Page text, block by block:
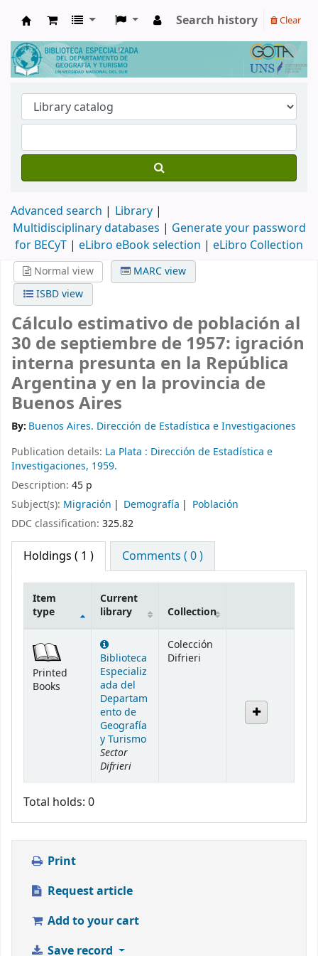
Biblioteca de Geografía y Turismo
Search history Clear
Advanced search
Library
Multidisciplinary databases | Generate your password
for BECyT | eLibro eBook selection | eLibro Collection
Normal view
MARC view
ISBD view
Cálculo estimativo de población al
30 de septiembre de 1957: igración
interna presunta en la República
Argentina y en la provincia de
Buenos Aires
By: Buenos Aires. Dirección de Estadística e Investigaciones
Publication details: La Plata : Dirección de Estadística e
Investigaciones, 1959.
Description: 45 p
Subject(s): Migración Demografía
Población
DDC classification: 325.82
Holdings ( 1 ) Comments ( 0 )
Item
type
Current
library
Collection
Printed
Books
Biblioteca
Especializ
ada del
Departam
ento de
Geografía
y Turismo
Sector
Difrieri
Colección
Difrieri
Total holds: 0
Print
Request article
Add to your cart
Save record